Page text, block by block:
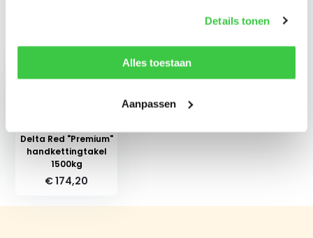
Details tonen
Alles toestaan
Aanpassen
Recent bekeken
Delta Red "Premium"
handkettingtakel
1500kg
€ 174,20